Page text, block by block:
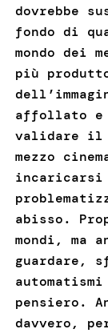
dovrebbe
fondo di
mondo dei
più
affollato e
validare il
mezzo
incaricarsi
abisso.
mondi, ma
guardare,
pensiero.
davvero,